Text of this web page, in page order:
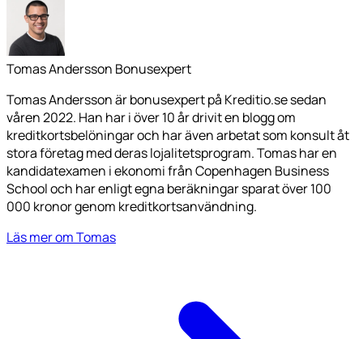
Tomas Andersson Bonusexpert
Tomas Andersson är bonusexpert på Kreditio.se sedan
våren 2022. Han har i över 10 år drivit en blogg om
kreditkortsbelöningar och har även arbetat som konsult åt
stora företag med deras lojalitetsprogram. Tomas har en
kandidatexamen i ekonomi från Copenhagen Business
School och har enligt egna beräkningar sparat över 100
000 kronor genom kreditkortsanvändning.
Läs mer om Tomas